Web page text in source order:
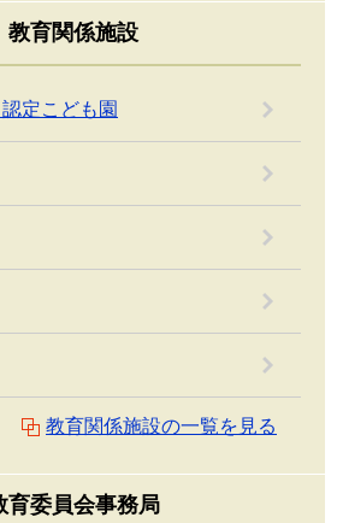
教育関係施設
定こども園
教育関係施設の一覧を見る
育委員会事務局